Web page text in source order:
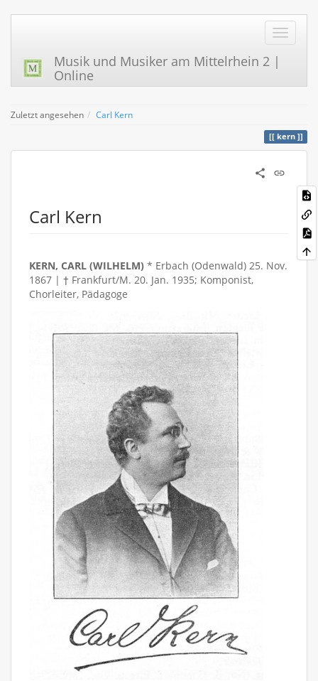
Musik und Musiker am Mittelrhein 2 |
Online
Zuletzt angesehen Carl Kern
kern
Carl Kern
KERN, CARL (WILHELM) * Erbach (Odenwald) 25. Nov.
1867 | † Frankfurt/M. 20. Jan. 1935; Komponist,
Chorleiter, Pädagoge